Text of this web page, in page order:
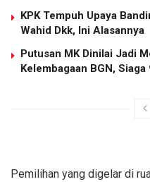
KPK Tempuh Upaya
Wahid Dkk, Ini Alasannya
Putusan MK Dinilai Jadi
Kelembagaan BGN,
Pemilihan yang digelar di